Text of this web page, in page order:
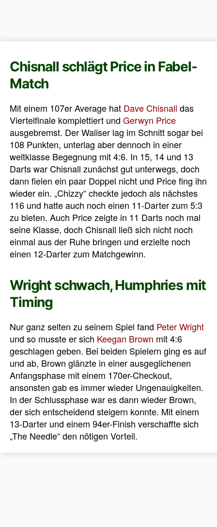
Chisnall schlägt Price in Fabel-
Match
Mit einem 107er Average hat Dave Chisnall das
Viertelfinale komplettiert und Gerwyn Price
ausgebremst. Der Waliser lag im Schnitt sogar bei
108 Punkten, unterlag aber dennoch in einer
weltklasse Begegnung mit 4:6. In 15, 14 und 13
Darts war Chisnall zunächst gut unterwegs, doch
dann fielen ein paar Doppel nicht und Price fing ihn
wieder ein. „Chizzy“ checkte jedoch als nächstes
116 und hatte auch noch einen 11-Darter zum 5:3
zu bieten. Auch Price zeigte in 11 Darts noch mal
seine Klasse, doch Chisnall ließ sich nicht noch
einmal aus der Ruhe bringen und erzielte noch
einen 12-Darter zum Matchgewinn.
Wright schwach, Humphries mit
Timing
Nur ganz selten zu seinem Spiel fand Peter Wright
und so musste er sich Keegan Brown mit 4:6
geschlagen geben. Bei beiden Spielern ging es auf
und ab, Brown glänzte in einer ausgeglichenen
Anfangsphase mit einem 170er-Checkout,
ansonsten gab es immer wieder Ungenauigkeiten.
In der Schlussphase war es dann wieder Brown,
der sich entscheidend steigern konnte. Mit einem
13-Darter und einem 94er-Finish verschaffte sich
„The Needle“ den nötigen Vorteil.